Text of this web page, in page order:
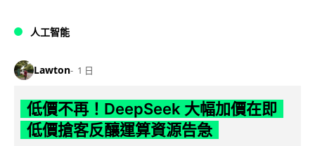
人工智能
Lawton 1 日
低價不再！DeepSeek 大幅加價在即
低價搶客反釀運算資源告急